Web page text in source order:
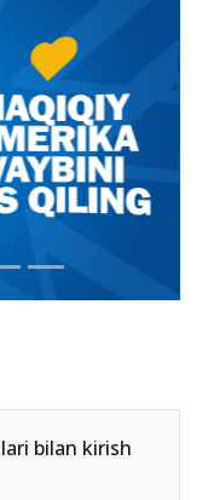
bilan kirish